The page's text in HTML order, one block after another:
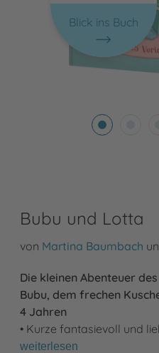
Blick ins Buch
Bubu und Lotta
von Martina Baumbach
Die kleinen Abenteuer
Bubu, dem frechen
4 Jahren
• Kurze fantasievoll und
weiterlesen